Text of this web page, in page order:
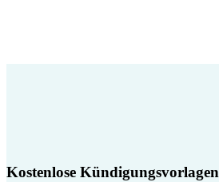
Kostenlose Kündigungsvorlagen